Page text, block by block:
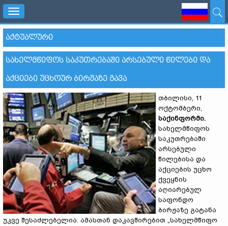
Toggle
navigation
ᲐᲥᲢᲣᲐᲚᲣᲠᲘ
ᲡᲐᲮᲔᲚᲛᲬᲘᲤᲝᲡ ᲡᲐᲙᲣᲗᲠᲔᲑᲐᲨᲘ ᲐᲠᲡᲔᲑᲣᲚᲘ ᲬᲘᲚᲔᲑᲘ ᲓᲐ
ᲐᲥᲪᲘᲔᲑᲘ ᲣᲪᲮᲝᲣᲠ ᲑᲘᲠᲟᲐᲖᲔ ᲒᲐᲕᲐ
თბილისი, 11
ოქტომბერი,
საქინფორმი.
სახელმწიფოს
საკუთრებაში
არსებული
წილებისა და
აქციების უცხო
ქვეყნის
აღიარებულ
საფონდო
ბირჟაზე გატანა
უკვე შესაძლებელია. ამასთან დაკავშირებით „სახელმწიფო